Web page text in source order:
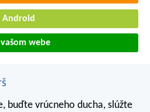
Android
webe
buďte vrúcneho ducha, slúžte